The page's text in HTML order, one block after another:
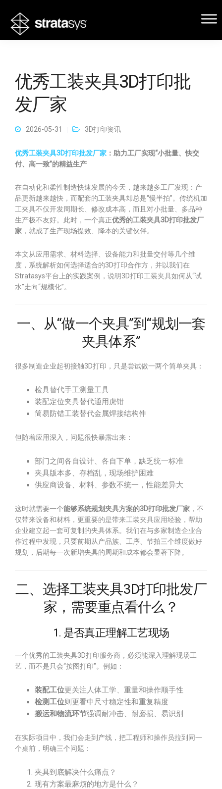
优秀工装夹具3D打印批
发厂家
2026-05-31 3D打印资讯
优秀工装夹具3D打印批发厂家 ：助力工厂实现“小批量、快交
付、高一致”的精益生产
在自动化和柔性制造快速发展的今天，越来越多工厂发现：产
品更新越来越快，而配套的工装夹具却总是“慢半拍”。传统机加
工夹具不仅开发周期长、修改成本高，而且对小批量、多品种
生产极不友好。此时，一个真正优秀的工装夹具3D打印批发厂
家 ，就成了生产现场提效、降本的关键伙伴。
本文从应用需求、材料选择、设备能力和批量交付等几个维
度，系统解析如何选择适合的3D打印合作方，并以我们在
Stratasys平台上的实践案例，说明3D打印工装夹具如何从“试
水”走向“规模化”。
一、从“做一个夹具”到“规划一套
夹具体系”
很多制造企业起初接触3D打印，只是尝试做一两个简单夹具：
检具替代手工测量工具
装配定位夹具替代通用虎钳
简易防错工装替代金属焊接结构件
但随着应用深入，问题很快暴露出来：
部门之间各自设计、各自下单，缺乏统一标准
夹具版本多、存档乱，现场维护困难
供应商设备、材料、参数不统一，性能差异大
这时就需要一个能够系统规划夹具方案的3D打印批发厂家 ，不
仅带来设备和材料，更重要的是带来工装夹具应用经验，帮助
企业建立起一套可复制的夹具体系。我们在与多家制造企业合
作过程中发现，只要前期从产品族、工序、节拍三个维度做好
规划，后期每一次新增夹具的周期和成本都会显著下降。
二、选择工装夹具3D打印批发厂
家，需要重点看什么？
1. 是否真正理解工艺现场
一个优秀的工装夹具3D打印服务商，必须能深入理解现场工
艺，而不是只会“按图打印”。例如：
装配工位更关注人体工学、重量和操作顺手性
检测工位则更看中尺寸稳定性和重复精度
搬运和物流环节强调耐冲击、耐磨损、易识别
在实际项目中，我们会走到产线，把工程师和操作员拉到同一
个桌前，明确三个问题：
夹具到底解决什么痛点？
现有方案最麻烦的地方是什么？